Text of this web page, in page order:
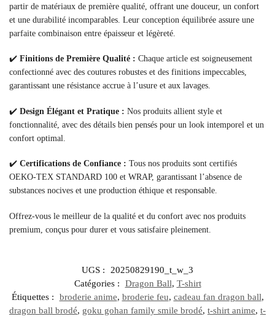
partir de matériaux de première qualité, offrant une douceur, un confort
et une durabilité incomparables. Leur conception équilibrée assure une
parfaite combinaison entre épaisseur et légèreté.
✔️ Finitions de Première Qualité : Chaque article est soigneusement
confectionné avec des coutures robustes et des finitions impeccables,
garantissant une résistance accrue à l’usure et aux lavages.
✔️ Design Élégant et Pratique : Nos produits allient style et
fonctionnalité, avec des détails bien pensés pour un look intemporel et un
confort optimal.
✔️ Certifications de Confiance : Tous nos produits sont certifiés
OEKO-TEX STANDARD 100 et WRAP, garantissant l’absence de
substances nocives et une production éthique et responsable.
Offrez-vous le meilleur de la qualité et du confort avec nos produits
premium, conçus pour durer et vous satisfaire pleinement.
UGS :
20250829190_t_w_3
Catégories :
Dragon Ball, T-shirt
Étiquettes :
broderie anime, broderie feu, cadeau fan dragon ball,
dragon ball brodé, goku gohan family smile brodé, t-shirt anime, t-